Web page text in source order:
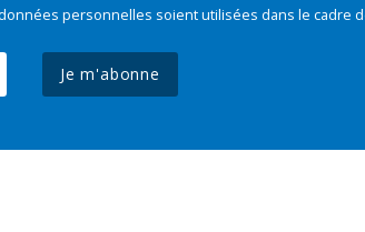
personnelles soient utilisées dans le cadre
Je m'abonne